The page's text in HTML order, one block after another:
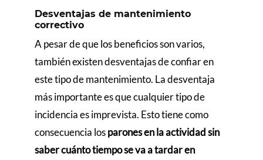
Desventajas de mantenimiento
correctivo
A pesar de que los beneficios son varios,
también existen desventajas de confiar en
este tipo de mantenimiento. La desventaja
más importante es que cualquier tipo de
incidencia es imprevista. Esto tiene como
consecuencia losparones en la actividad sin
saber cuánto tiempo se va a tardar en